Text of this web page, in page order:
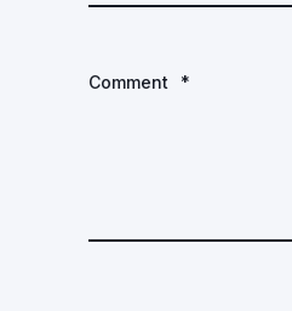
Comment *